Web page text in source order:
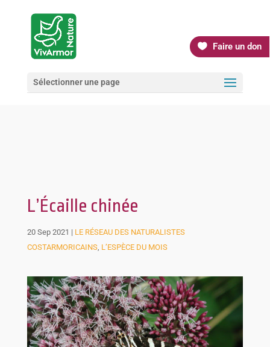
Faire un don
Sélectionner une page
L’Écaille chinée
20 Sep 2021 | LE RÉSEAU DES NATURALISTES
COSTARMORICAINS, L’ESPÈCE DU MOIS